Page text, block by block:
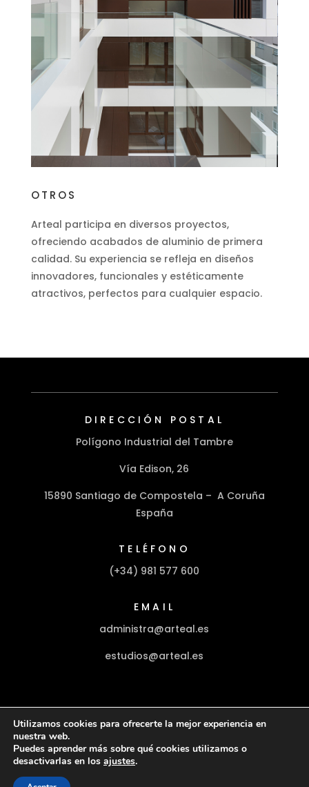
OTROS
Arteal participa en diversos proyectos,
ofreciendo acabados de aluminio de primera
calidad. Su experiencia se refleja en diseños
innovadores, funcionales y estéticamente
atractivos, perfectos para cualquier espacio.
DIRECCIÓN POSTAL
Polígono Industrial del Tambre
Vía Edison, 26
15890 Santiago de Compostela – A Coruña
España
TELÉFONO
(+34) 981 577 600
EMAIL
administra@arteal.es
estudios@arteal.es
Aviso Legal
Política de Cookies
Utilizamos cookies para ofrecerte la mejor experiencia en
nuestra web.
Puedes aprender más sobre qué cookies utilizamos o
desactivarlas en los ajustes.